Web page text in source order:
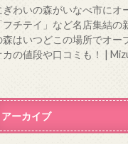
ぎわいの森がいなべ市にオ
フチテイ」など名店集結の
森はいつどこの場所でオー
カの値段や口コミも！ |
アーカイブ